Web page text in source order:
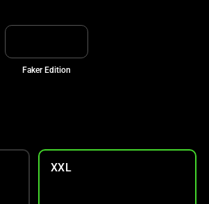
Faker Edition
XXL